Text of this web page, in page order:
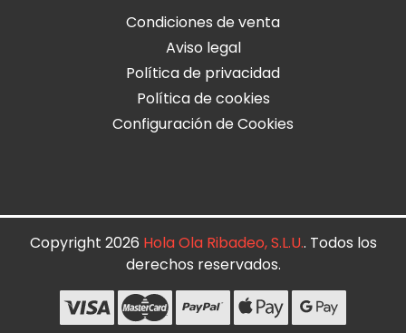
Condiciones de venta
Aviso legal
Política de privacidad
Política de cookies
Configuración de Cookies
Copyright 2026 Hola Ola Ribadeo, S.L.U.. Todos los
derechos reservados.